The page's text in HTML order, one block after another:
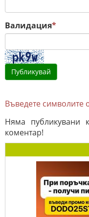
Валидация*
Въведете символите
Няма публикувани
коментар!